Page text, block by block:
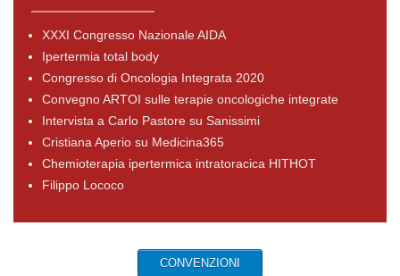
XXXI Congresso Nazionale AIDA
Ipertermia total body
Congresso di Oncologia Integrata 2020
Convegno ARTOI sulle terapie oncologiche integrate
Intervista a Carlo Pastore su Sanissimi
Cristiana Aperio su Medicina365
Chemioterapia ipertermica intratoracica HITHOT
Filippo Lococo
CONVENZIONI